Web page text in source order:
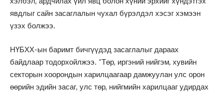
явдлыг сайн засаглалын чухал бүрэлдэл хэсэг хэмээн
үзэх болжээ.
НҮБХХ-ын баримт бичгүүдэд засаглалыг дараах
байдлаар тодорхойлжээ. “Төр, иргэний нийгэм, хувийн
секторын хоорондын харилцаагаар дамжуулан улс орон
өөрийн эдийн засаг, улс төр, нийгмийн харилцааг удирдах